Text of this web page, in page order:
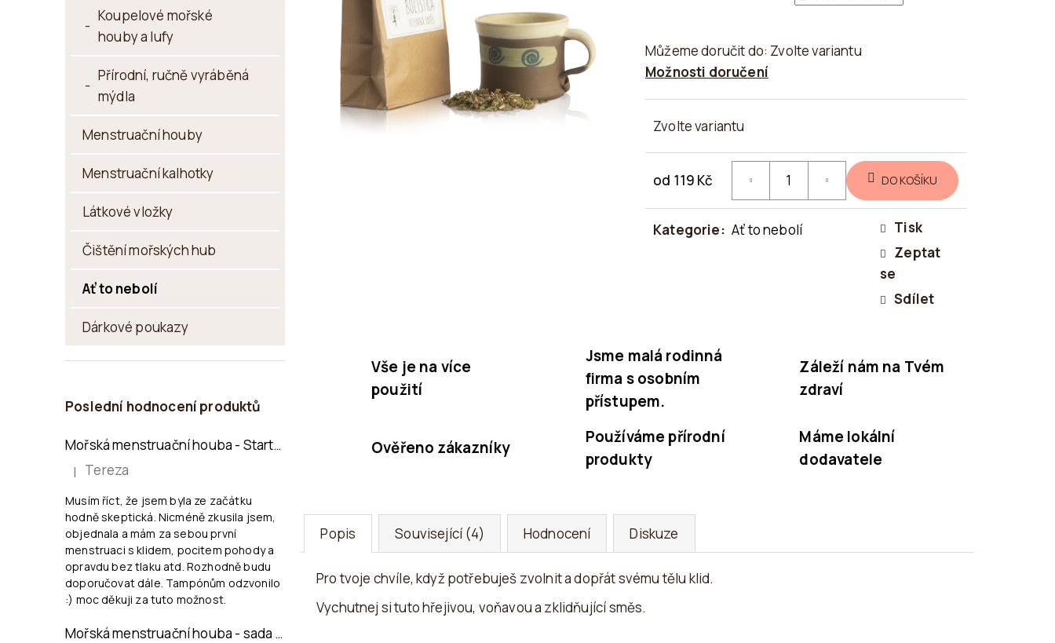
Koupelové mořské
houby a lufy
Přírodní, ručně vyráběná
mýdla
Menstruační houby
Menstruační kalhotky
Látkové vložky
Čištění mořských hub
Ať to nebolí
Dárkové poukazy
Poslední hodnocení produktů
Mořská menstruační houba - Startovací sada KALU
Hodnocení produktu je 5 z 5 hvězdiček.
| Tereza
Musím říct, že jsem byla ze začátku
hodně skeptická. Nicméně zkusila jsem,
objednala a mám za sebou první
menstruaci s klidem, pocitem pohody a
opravdu bez tlaku atd. Rozhodně budu
doporučovat dále. Tampónům odzvonilo
:) moc děkuji za tuto možnost.
Mořská menstruační houba - sada 2 ks, velikost L (6-8 cm)
Můžeme doručit do: Zvolte variantu
Možnosti doručení
Zvolte variantu
od 119 Kč
cena:
DO KOŠÍKU
Kategorie: Ať to nebolí
Tisk
Zeptat
se
Sdílet
Vše je na více
použití
Jsme malá rodinná
firma s osobním
přístupem.
Záleží nám na Tvém
zdraví
Ověřeno zákazníky
Používáme přírodní
produkty
Máme lokální
dodavatele
Popis Související (4) Hodnocení Diskuze
Pro tvoje chvíle, když potřebuješ zvolnit a dopřát svému tělu klid.
Vychutnej si tuto hřejivou, voňavou a zklidňující směs.